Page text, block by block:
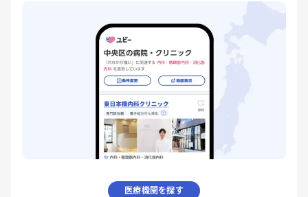
医療機関を探す